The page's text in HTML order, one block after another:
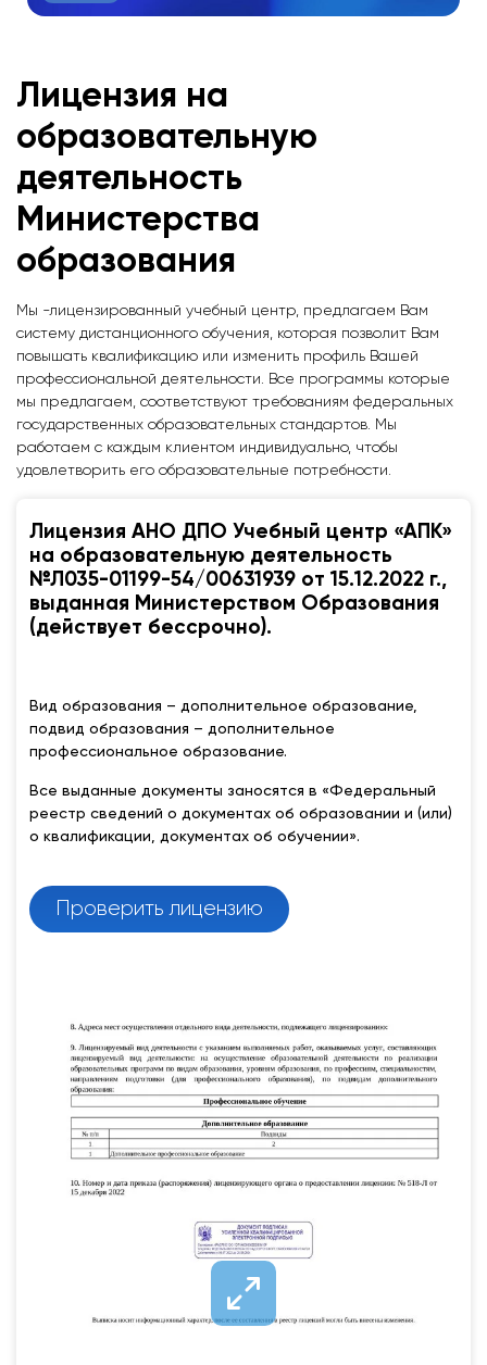
Лицензия на
образовательную
деятельность
Министерства
образования
Мы -лицензированный учебный центр, предлагаем Вам
систему дистанционного обучения, которая позволит Вам
повышать квалификацию или изменить профиль Вашей
профессиональной деятельности. Все программы которые
мы предлагаем, соответствуют требованиям федеральных
государственных образовательных стандартов. Мы
работаем с каждым клиентом индивидуально, чтобы
удовлетворить его образовательные потребности.
Лицензия АНО ДПО Учебный центр «АПК»
на образовательную деятельность
№Л035-01199-54/00631939 от 15.12.2022 г.,
выданная Министерством Образования
(действует бессрочно).
Вид образования – дополнительное образование,
подвид образования – дополнительное
профессиональное образование.
Все выданные документы заносятся в «Федеральный
реестр сведений о документах об образовании и (или)
о квалификации, документах об обучении».
Проверить лицензию